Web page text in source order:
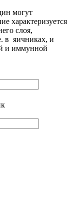
могут
характеризуется
слоя,
в яичниках, и
и иммунной